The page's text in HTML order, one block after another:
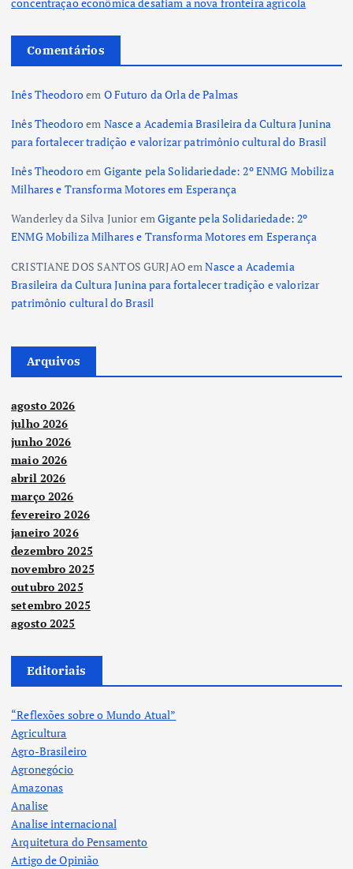
Comentários
Inês Theodoroem O Futuro da Orla de Palmas
Inês Theodoroem Nasce a Academia Brasileira da Cultura Junina
para fortalecer tradição e valorizar patrimônio cultural do Brasil
Inês Theodoroem Gigante pela Solidariedade: 2º ENMG Mobiliza
Milhares e Transforma Motores em Esperança
Wanderley da Silva JunioremGigante pela Solidariedade: 2º
ENMG Mobiliza Milhares e Transforma Motores em Esperança
CRISTIANE DOS SANTOS GURJAOemNasce a Academia
Brasileira da Cultura Junina para fortalecer tradição e valorizar
patrimônio cultural do Brasil
Arquivos
agosto 2026
julho 2026
junho 2026
maio 2026
abril 2026
março 2026
fevereiro 2026
janeiro 2026
dezembro 2025
novembro 2025
outubro 2025
setembro 2025
agosto 2025
Editoriais
“Reflexões sobre o Mundo Atual”
Agricultura
Agro-Brasileiro
Agronegócio
Amazonas
Analise
Analise internacional
Arquitetura do Pensamento
Artigo de Opinião